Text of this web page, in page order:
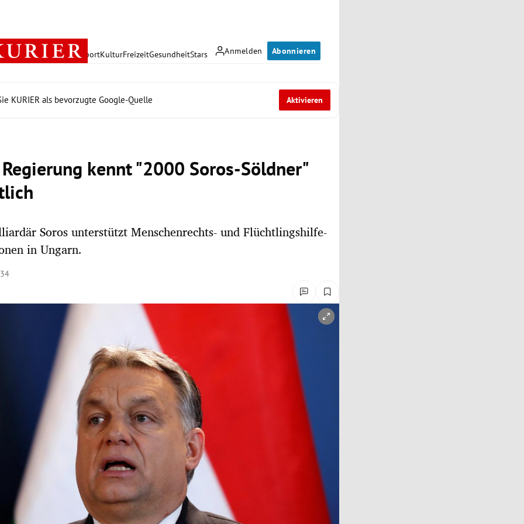
Anmelden Abonnieren
PolitikWirtschaft SportKulturFreizeitGesundheitStars
KURIER als bevorzugte Google-Quelle Aktivieren
kennt "2000 Soros-Söldner"
Soros unterstützt Menschenrechts- und Flüchtlingshilfe-
in Ungarn.
öffnen/schließen